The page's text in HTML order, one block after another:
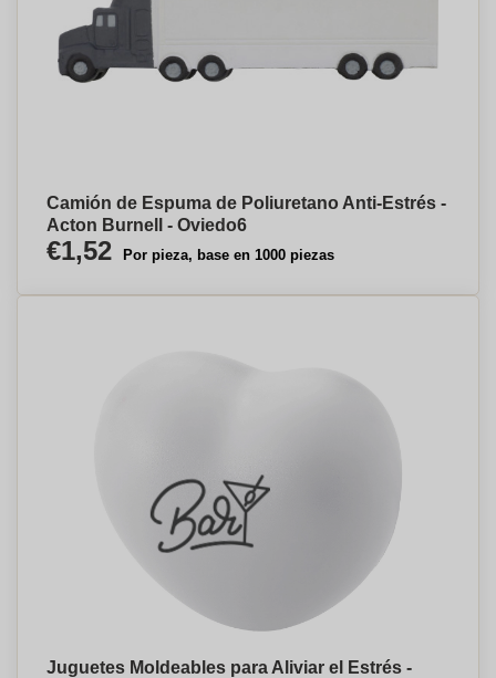
Camión de Espuma de Poliuretano Anti-Estrés -
Acton Burnell - Oviedo⁠6
€1,52 Por pieza, base en 1000 piezas
Juguetes Moldeables para Aliviar el Estrés -